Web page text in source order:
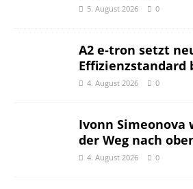
5. August 2026 0
A2 e-tron setzt
Effizienzstandard
4. August 2026 0
Ivonn Simeonova
der Weg nach
4. August 2026 0